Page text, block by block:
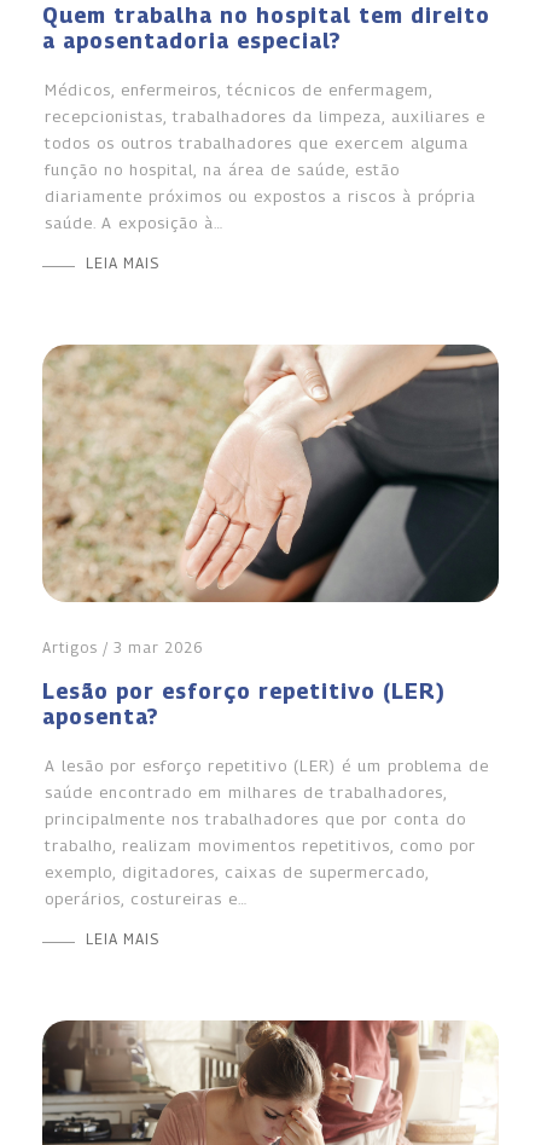
Quem trabalha no hospital tem direito
a aposentadoria especial?
Médicos, enfermeiros, técnicos de enfermagem,
recepcionistas, trabalhadores da limpeza, auxiliares e
todos os outros trabalhadores que exercem alguma
função no hospital, na área de saúde, estão
diariamente próximos ou expostos a riscos à própria
saúde. A exposição à…
LEIA MAIS
Artigos / 3 mar 2026
Lesão por esforço repetitivo (LER)
aposenta?
A lesão por esforço repetitivo (LER) é um problema de
saúde encontrado em milhares de trabalhadores,
principalmente nos trabalhadores que por conta do
trabalho, realizam movimentos repetitivos, como por
exemplo, digitadores, caixas de supermercado,
operários, costureiras e…
LEIA MAIS